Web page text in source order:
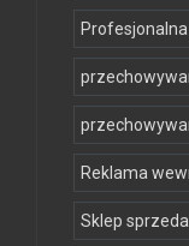
Reklama
Sklep